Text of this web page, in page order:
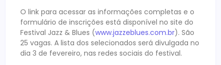
O link para acessar as informações completas e o
formulário de inscrições está disponível no site do
Festival Jazz & Blues (www.jazzeblues.com.br). São
25 vagas. A lista dos selecionados será divulgada no
dia 3 de fevereiro, nas redes sociais do festival.